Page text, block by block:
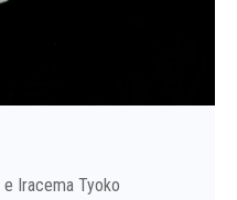
Iracema Tyoko